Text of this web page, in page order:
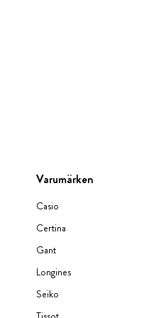
Varumärken
Casio
Certina
Gant
Longines
Seiko